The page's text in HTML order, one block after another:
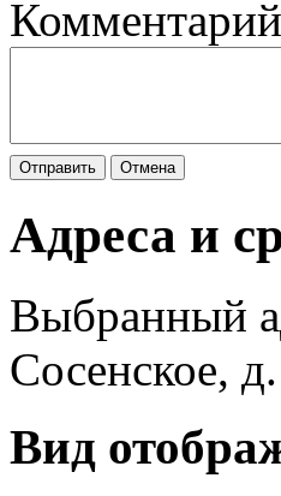
Комментарий
Отправить Отмена
Адреса и
Выбранный
Сосенское,
Вид